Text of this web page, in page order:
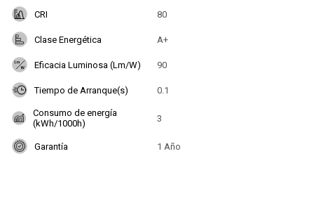
CRI 80
Clase Energética A+
Eficacia Luminosa (Lm/W) 90
Tiempo de Arranque(s) 0.1
Consumo de energía
(kWh/1000h)
3
Garantía 1 Año